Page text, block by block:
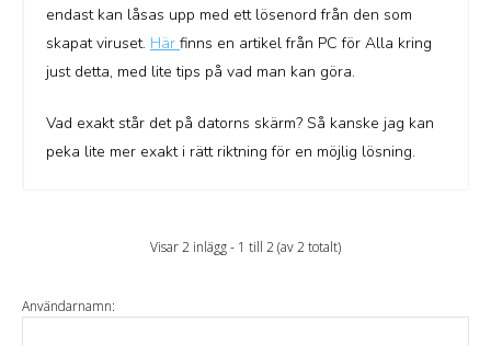
endast kan låsas upp med ett lösenord från den som
skapat viruset. Här finns en artikel från PC för Alla kring
just detta, med lite tips på vad man kan göra.
Vad exakt står det på datorns skärm? Så kanske jag kan
peka lite mer exakt i rätt riktning för en möjlig lösning.
Visar 2 inlägg - 1 till 2 (av 2 totalt)
Användarnamn: